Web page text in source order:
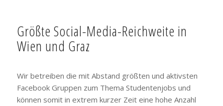
Größte Social-Media-Reichweite in
Wien und Graz
Wir betreiben die mit Abstand größten und aktivsten
Facebook Gruppen zum Thema Studentenjobs und
können somit in extrem kurzer Zeit eine hohe Anzahl